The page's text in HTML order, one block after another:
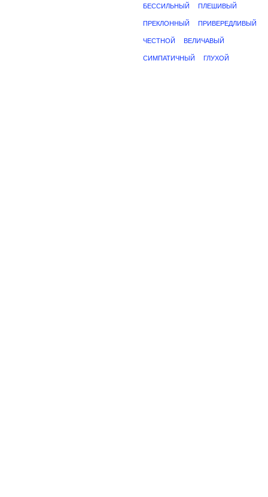
БЕССИЛЬНЫЙ ПЛЕШИВЫЙ
ПРЕКЛОННЫЙ ПРИВЕРЕДЛИВЫЙ
ЧЕСТНОЙ ВЕЛИЧАВЫЙ
СИМПАТИЧНЫЙ ГЛУХОЙ